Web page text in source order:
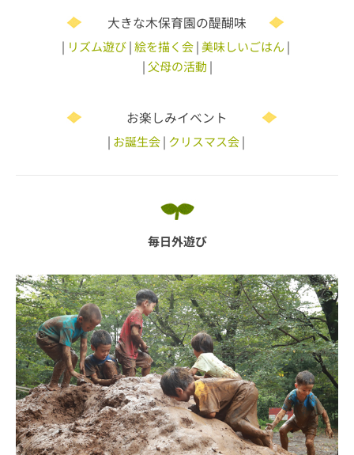
大きな木保育園の醍醐味
| リズム遊び|絵を描く会|美味しいごはん |
| 父母の活動 |
お楽しみイベント
| お誕生会| クリスマス会|
毎日外遊び